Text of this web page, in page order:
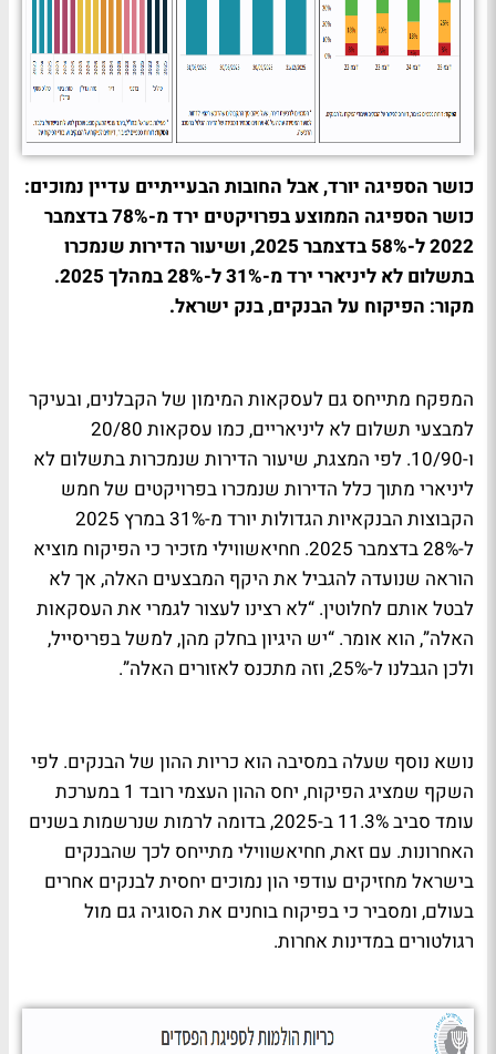
כושר הספיגה יורד, אבל החובות הבעייתיים עדיין נמוכים:
כושר הספיגה הממוצע בפרויקטים ירד מ-78% בדצמבר
2022 ל-58% בדצמבר 2025, ושיעור הדירות שנמכרו
בתשלום לא ליניארי ירד מ-31% ל-28% במהלך 2025.
מקור: הפיקוח על הבנקים, בנק ישראל.
המפקח מתייחס גם לעסקאות המימון של הקבלנים, ובעיקר
למבצעי תשלום לא ליניאריים, כמו עסקאות 20/80
ו-10/90. לפי המצגת, שיעור הדירות שנמכרות בתשלום לא
ליניארי מתוך כלל הדירות שנמכרו בפרויקטים של חמש
הקבוצות הבנקאיות הגדולות יורד מ-31% במרץ 2025
ל-28% בדצמבר 2025. חחיאשווילי מזכיר כי הפיקוח מוציא
הוראה שנועדה להגביל את היקף המבצעים האלה, אך לא
לבטל אותם לחלוטין. “לא רצינו לעצור לגמרי את העסקאות
האלה”, הוא אומר. “יש היגיון בחלק מהן, למשל בפריסייל,
ולכן הגבלנו ל-25%, וזה מתכנס לאזורים האלה”.
נושא נוסף שעלה במסיבה הוא כריות ההון של הבנקים. לפי
השקף שמציג הפיקוח, יחס ההון העצמי רובד 1 במערכת
עומד סביב 11.3% ב-2025, בדומה לרמות שנרשמות בשנים
האחרונות. עם זאת, חחיאשווילי מתייחס לכך שהבנקים
בישראל מחזיקים עודפי הון נמוכים יחסית לבנקים אחרים
בעולם, ומסביר כי בפיקוח בוחנים את הסוגיה גם מול
רגולטורים במדינות אחרות.